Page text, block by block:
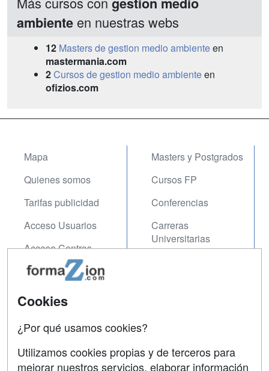
ambiente en nuestras webs
12 Masters de gestion medio ambienteen
mastermania.com
2Cursos de gestion medio ambienteen
ofizios.com
Mapa
Quienes somos
Tarifas publicidad
Acceso Usuarios
Acceso Centros
Masters y Postgrados
Cursos FP
Conferencias
Carreras
Universitarias
Contactar
Copyleft
Cookies
¿Por qué usamos cookies?
Utilizamos cookies propias y de terceros para
mejorar nuestros servicios, elaborar información